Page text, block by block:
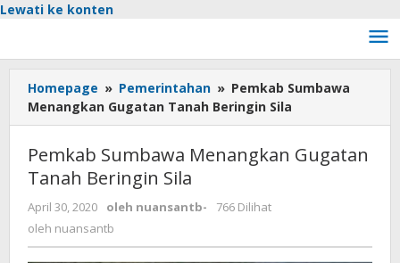
Lewati ke konten
Homepage » Pemerintahan » Pemkab Sumbawa
Menangkan Gugatan Tanah Beringin Sila
Pemkab Sumbawa Menangkan Gugatan
Tanah Beringin Sila
April 30, 2020 oleh nuansantb-
766 Dilihat
oleh nuansantb